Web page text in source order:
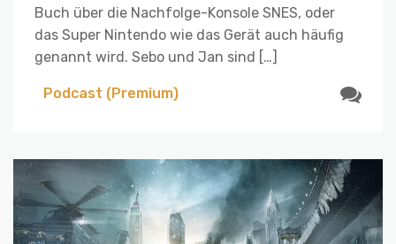
Buch über die Nachfolge-Konsole SNES, oder
das Super Nintendo wie das Gerät auch häufig
genannt wird. Sebo und Jan sind […]
Podcast (Premium)